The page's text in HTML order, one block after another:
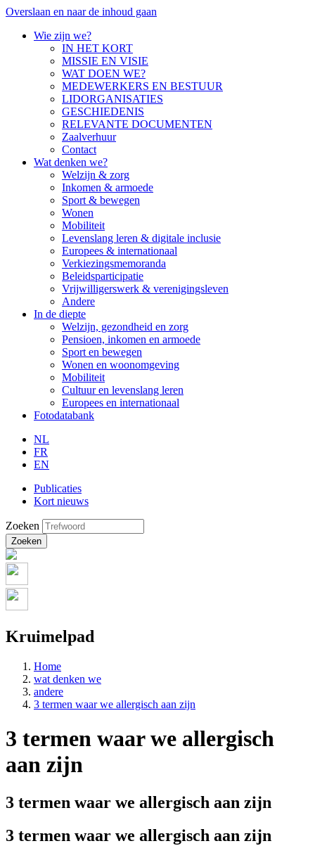
Overslaan en naar de inhoud gaan
Wie zijn we?
IN HET KORT
MISSIE EN VISIE
WAT DOEN WE?
MEDEWERKERS EN BESTUUR
LIDORGANISATIES
GESCHIEDENIS
RELEVANTE DOCUMENTEN
Zaalverhuur
Contact
Wat denken we?
Welzijn & zorg
Inkomen & armoede
Sport & bewegen
Wonen
Mobiliteit
Levenslang leren & digitale inclusie
Europees & internationaal
Verkiezingsmemoranda
Beleidsparticipatie
Vrijwilligerswerk & verenigingsleven
Andere
In de diepte
Welzijn, gezondheid en zorg
Pensioen, inkomen en armoede
Sport en bewegen
Wonen en woonomgeving
Mobiliteit
Cultuur en levenslang leren
Europees en internationaal
Fotodatabank
NL
FR
EN
Publicaties
Kort nieuws
Zoeken
Kruimelpad
Home
wat denken we
andere
3 termen waar we allergisch aan zijn
3 termen waar we allergisch
aan zijn
3 termen waar we allergisch aan zijn
3 termen waar we allergisch aan zijn